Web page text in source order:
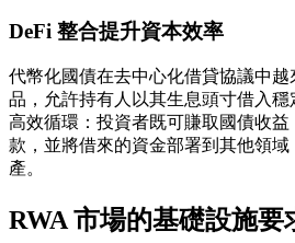
DeFi 整合提升資本效率
代幣化國債在去中心化借貸協議中
品，允許持有人以其生息頭寸借入
高效循環：投資者既可賺取國債收
款，並將借來的資金部署到其他領
產。
RWA 市場的基礎設施要